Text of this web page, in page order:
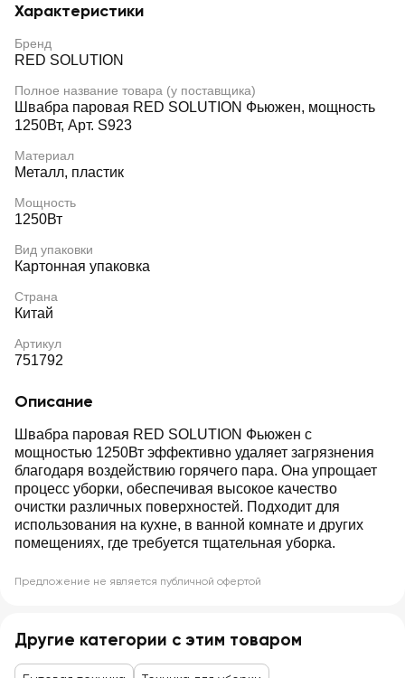
Характеристики
Бренд
RED SOLUTION
Полное название товара (у поставщика)
Швабра паровая RED SOLUTION Фьюжен, мощность
1250Вт, Арт. S923
Материал
Металл, пластик
Мощность
1250Вт
Вид упаковки
Картонная упаковка
Страна
Китай
Артикул
751792
Описание
Швабра паровая RED SOLUTION Фьюжен с
мощностью 1250Вт эффективно удаляет загрязнения
благодаря воздействию горячего пара. Она упрощает
процесс уборки, обеспечивая высокое качество
очистки различных поверхностей. Подходит для
использования на кухне, в ванной комнате и других
помещениях, где требуется тщательная уборка.
Предложение не является публичной офертой
Другие категории с этим товаром